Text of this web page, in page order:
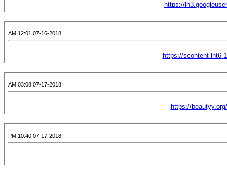
https://
07-16-2018 12:01 AM
https://scontent-lht6-
07-17-2018 03:08 AM
https://
07-17-2018 10:40 PM